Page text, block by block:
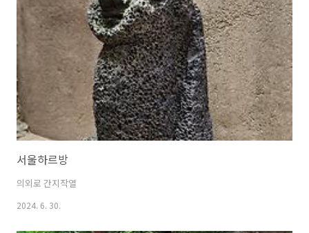
서울하르방
의외로 간지작열
2024. 6. 30.